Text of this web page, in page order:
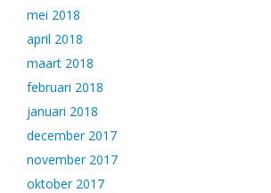
mei 2018
april 2018
maart 2018
februari 2018
januari 2018
december 2017
november 2017
oktober 2017